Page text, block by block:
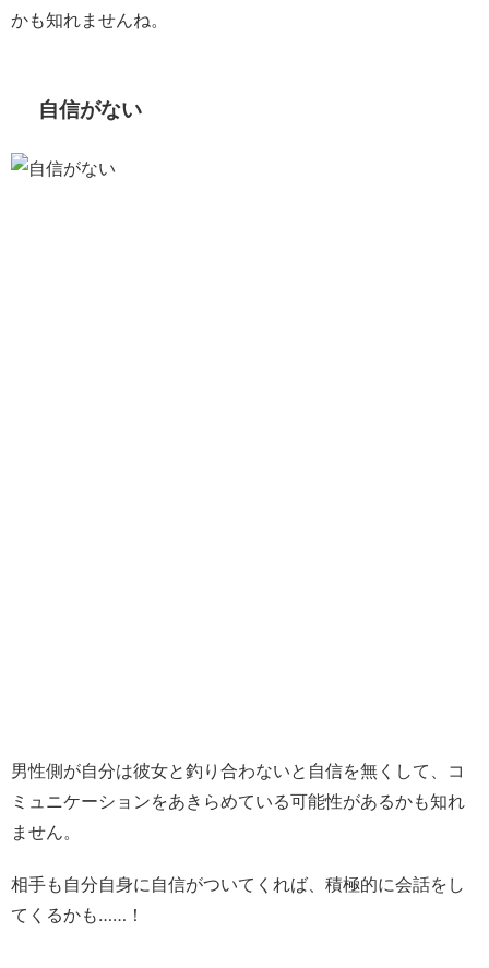
かも知れませんね。
自信がない
男性側が自分は彼女と釣り合わないと自信を無くして、コ
ミュニケーションをあきらめている可能性があるかも知れ
ません。
相手も自分自身に自信がついてくれば、積極的に会話をし
てくるかも……！